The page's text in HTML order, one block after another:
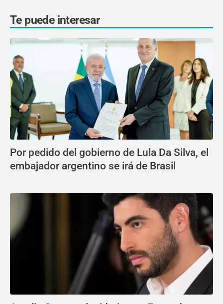
Te puede interesar
Por pedido del gobierno de Lula Da Silva, el
embajador argentino se irá de Brasil